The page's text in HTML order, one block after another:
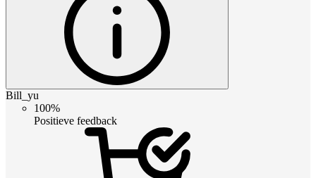
Bill_yu
100%
Positieve feedback